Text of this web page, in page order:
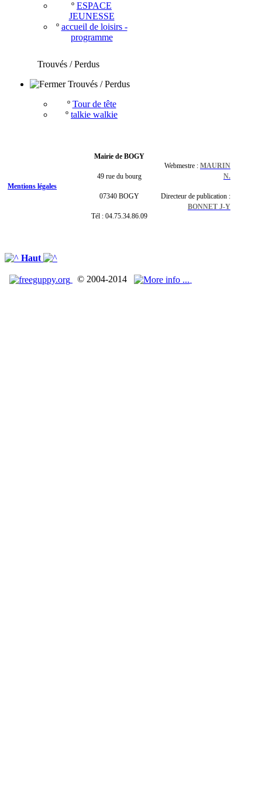
º ESPACE
JEUNESSE
º accueil de loisirs -
programme
Trouvés / Perdus
Trouvés / Perdus
º Tour de tête
º talkie walkie
Mentions légales
Mairie de BOGY
49 rue du bourg
07340 BOGY
Tél : 04.75.34.86.09
Webmestre : MAURIN
N.
Directeur de publication :
BONNET J-Y
Haut
© 2004-2014